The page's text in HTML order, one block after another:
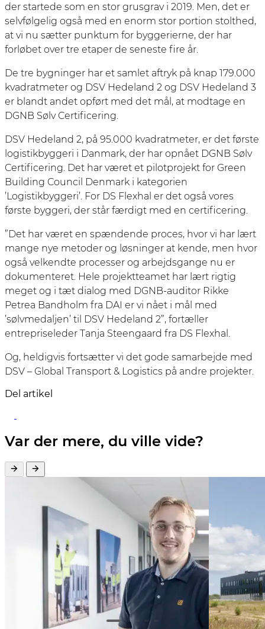
der startede som en stor grusgrav i 2019. Men, det er
selvfølgelig også med en enorm stor portion stolthed,
at vi nu sætter punktum for byggerierne, der har
forløbet over tre etaper de seneste fire år.
De tre bygninger har et samlet aftryk på knap 179.000
kvadratmeter og DSV Hedeland 2 og DSV Hedeland 3
er blandt andet opført med det mål, at modtage en
DGNB Sølv Certificering.
DSV Hedeland 2, på 95.000 kvadratmeter, er det første
logistikbyggeri i Danmark, der har opnået DGNB Sølv
Certificering. Det har været et pilotprojekt for Green
Building Council Denmark i kategorien
’Logistikbyggeri’. For DS Flexhal er det også vores
første byggeri, der står færdigt med en certificering.
”Det har været en spændende proces, hvor vi har lært
mange nye metoder og løsninger at kende, men hvor
også velkendte processer og arbejdsgange nu er
dokumenteret. Hele projektteamet har lært rigtig
meget og i tæt dialog med DGNB-auditor Rikke
Petrea Bandholm fra DAI er vi nået i mål med
’sølvmedaljen’ til DSV Hedeland 2”, fortæller
entrepriseleder Tanja Steengaard fra DS Flexhal.
Og, heldigvis fortsætter vi det gode samarbejde med
DSV – Global Transport & Logistics på andre projekter.
Del artikel
Var der mere, du ville vide?